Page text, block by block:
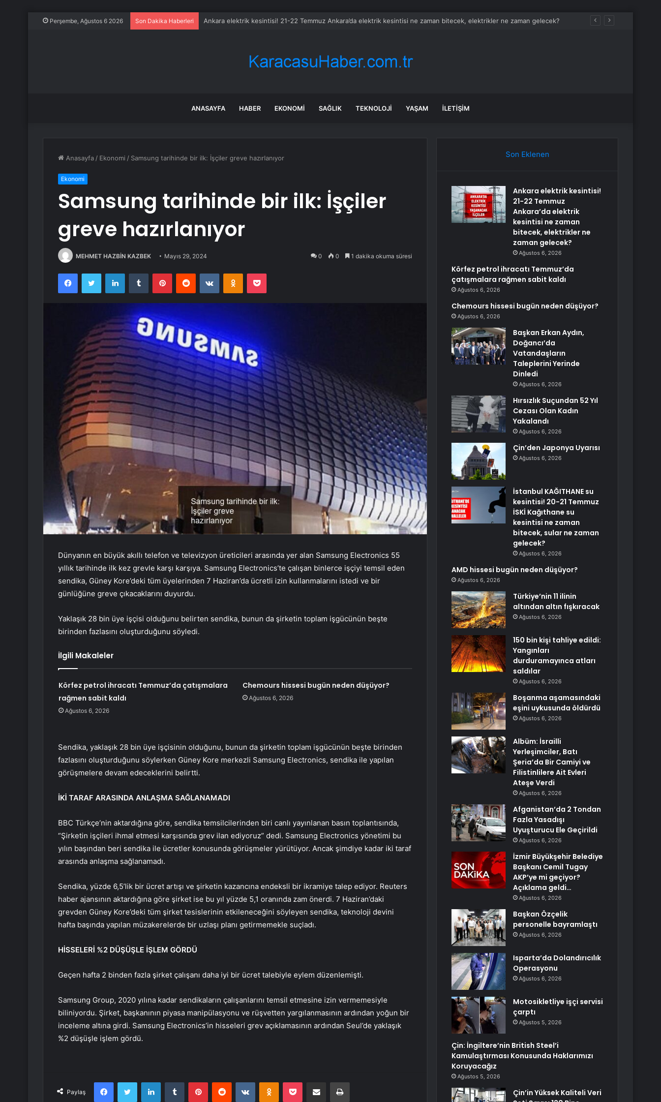
Perşembe, Ağustos 6 2026 Son Dakika Haberleri Körfez petrol ihracatı Temmuz’da çatışmalara rağmen sabit kaldı
ANASAYFA HABER EKONOMI SAĞLIK TEKNOLOJI YAŞAM İLETIŞIM
Anasayfa / Ekonomi / Samsung tarihinde bir ilk: İşçiler greve hazırlanıyor
Ekonomi
Samsung tarihinde bir ilk: İşçiler
greve hazırlanıyor
MEHMET HAZBİN KAZBEK Mayıs 29, 2024 0 0 1 dakika okuma süresi
FacebookTwitter LinkedInTumblr PinterestReddit VKontakteOdnoklassniki
Pocket
Dünyanın en büyük akıllı telefon ve televizyon üreticileri arasında yer alan Samsung Electronics 55
yıllık tarihinde ilk kez grevle karşı karşıya. Samsung Electronics’te çalışan binlerce işçiyi temsil eden
sendika, Güney Kore’deki tüm üyelerinden 7 Haziran’da ücretli izin kullanmalarını istedi ve bir
günlüğüne greve çıkacaklarını duyurdu.
Yaklaşık 28 bin üye işçisi olduğunu belirten sendika, bunun da şirketin toplam işgücünün beşte
birinden fazlasını oluşturduğunu söyledi.
İlgili Makaleler
Körfez petrol ihracatı Temmuz’da çatışmalara
rağmen sabit kaldı
Ağustos 6, 2026
Chemours hissesi bugün neden düşüyor?
Ağustos 6, 2026
Sendika, yaklaşık 28 bin üye işçisinin olduğunu, bunun da şirketin toplam işgücünün beşte birinden
fazlasını oluşturduğunu söylerken Güney Kore merkezli Samsung Electronics, sendika ile yapılan
görüşmelere devam edeceklerini belirtti.
İKİ TARAF ARASINDA ANLAŞMA SAĞLANAMADI
BBC Türkçe’nin aktardığına göre, sendika temsilcilerinden biri canlı yayınlanan basın toplantısında,
“Şirketin işçileri ihmal etmesi karşısında grev ilan ediyoruz” dedi. Samsung Electronics yönetimi bu
yılın başından beri sendika ile ücretler konusunda görüşmeler yürütüyor. Ancak şimdiye kadar iki taraf
arasında anlaşma sağlanamadı.
Sendika, yüzde 6,5’lik bir ücret artışı ve şirketin kazancına endeksli bir ikramiye talep ediyor. Reuters
haber ajansının aktardığına göre şirket ise bu yıl yüzde 5,1 oranında zam önerdi. 7 Haziran’daki
grevden Güney Kore’deki tüm şirket tesislerinin etkileneceğini söyleyen sendika, teknoloji devini
hafta başında yapılan müzakerelerde bir uzlaşı planı getirmemekle suçladı.
HİSSELERİ %2 DÜŞÜŞLE İŞLEM GÖRDÜ
Geçen hafta 2 binden fazla şirket çalışanı daha iyi bir ücret talebiyle eylem düzenlemişti.
Samsung Group, 2020 yılına kadar sendikaların çalışanlarını temsil etmesine izin vermemesiyle
biliniyordu. Şirket, başkanının piyasa manipülasyonu ve rüşvetten yargılanmasının ardından yoğun bir
inceleme altına girdi. Samsung Electronics’in hisseleri grev açıklamasının ardından Seul’de yaklaşık
%2 düşüşle işlem gördü.
Paylaş
FacebookTwitter LinkedInTumblr PinterestReddit VKontakteOdnoklassniki
Pocket E-Posta ile paylaş Yazdır
Son Eklenen
Ankara elektrik kesintisi!
21-22 Temmuz
Ankara’da elektrik
kesintisi ne zaman
bitecek, elektrikler ne
zaman gelecek?
Ağustos 6, 2026
Körfez petrol ihracatı Temmuz’da
çatışmalara rağmen sabit kaldı
Ağustos 6, 2026
Chemours hissesi bugün neden düşüyor?
Ağustos 6, 2026
Başkan Erkan Aydın,
Doğancı’da
Vatandaşların
Taleplerini Yerinde
Dinledi
Ağustos 6, 2026
Hırsızlık Suçundan 52 Yıl
Cezası Olan Kadın
Yakalandı
Ağustos 6, 2026
Çin’den Japonya Uyarısı
Ağustos 6, 2026
İstanbul KAĞITHANE su
kesintisi! 20-21 Temmuz
İSKİ Kağıthane su
kesintisi ne zaman
bitecek, sular ne zaman
gelecek?
Ağustos 6, 2026
AMD hissesi bugün neden düşüyor?
Ağustos 6, 2026
Türkiye’nin 11 ilinin
altından altın fışkıracak
Ağustos 6, 2026
150 bin kişi tahliye edildi:
Yangınları
durduramayınca atları
saldılar
Ağustos 6, 2026
Boşanma aşamasındaki
eşini uykusunda öldürdü
Ağustos 6, 2026
Albüm: İsrailli
Yerleşimciler, Batı
Şeria’da Bir Camiyi ve
Filistinlilere Ait Evleri
Ateşe Verdi
Ağustos 6, 2026
Afganistan’da 2 Tondan
Fazla Yasadışı
Uyuşturucu Ele Geçirildi
Ağustos 6, 2026
İzmir Büyükşehir Belediye
Başkanı Cemil Tugay
AKP’ye mi geçiyor?
Açıklama geldi…
Ağustos 6, 2026
Başkan Özçelik
personelle bayramlaştı
Ağustos 6, 2026
Isparta’da Dolandırıcılık
Operasyonu
Ağustos 6, 2026
Motosikletliye işçi servisi
çarptı
Ağustos 5, 2026
Çin: İngiltere’nin British Steel’i
Kamulaştırması Konusunda Haklarımızı
Koruyacağız
Ağustos 5, 2026
Çin’in Yüksek Kaliteli Veri